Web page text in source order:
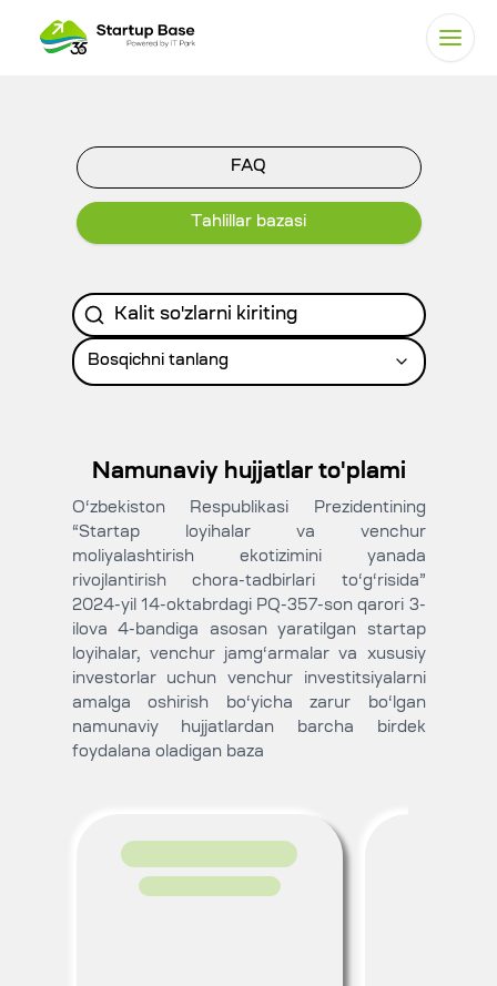
FAQ
Tahlillar bazasi
Bosqichni tanlang
Namunaviy hujjatlar to'plami
O‘zbekiston Respublikasi Prezidentining
“Startap loyihalar va venchur
moliyalashtirish ekotizimini yanada
rivojlantirish chora-tadbirlari to‘g‘risida”
2024-yil 14-oktabrdagi PQ-357-son qarori 3-
ilova 4-bandiga asosan yaratilgan startap
loyihalar, venchur jamg‘armalar va xususiy
investorlar uchun venchur investitsiyalarni
amalga oshirish bo‘yicha zarur bo‘lgan
namunaviy hujjatlardan barcha birdek
foydalana oladigan baza